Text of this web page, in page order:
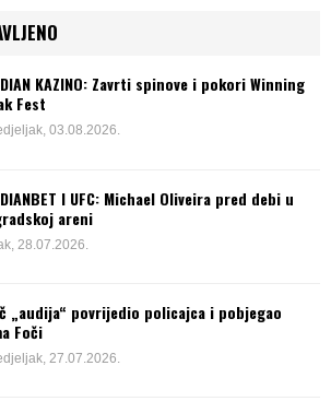
KAZINO: Zavrti spinove i pokori Winning
Fest
03.08.2026.
I UFC: Michael Oliveira pred debi u
areni
28.07.2026.
„audija“ povrijedio policajca i pobjegao
Foči
27.07.2026.